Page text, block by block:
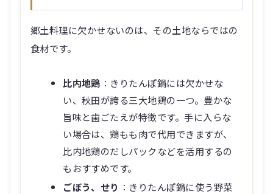
郷土料理に欠かせないのは、その土地ならではの
食材です。
比内地鶏 ：きりたんぽ鍋には欠かせな
い、秋田が誇る三大地鶏の一つ。豊かな
旨味と歯ごたえが特徴です。手に入らな
い場合は、鶏もも肉で代用できますが、
比内地鶏のだしパックなどを活用するの
もおすすめです。
ごぼう、せり ：きりたんぽ鍋に使う野菜